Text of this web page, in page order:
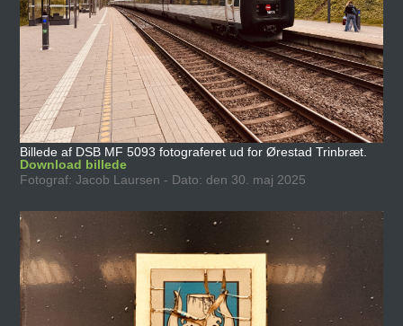
Billede af DSB MF 5093 fotograferet ud for Ørestad Trinbræt.
Download billede
Fotograf: Jacob Laursen - Dato: den 30. maj 2025